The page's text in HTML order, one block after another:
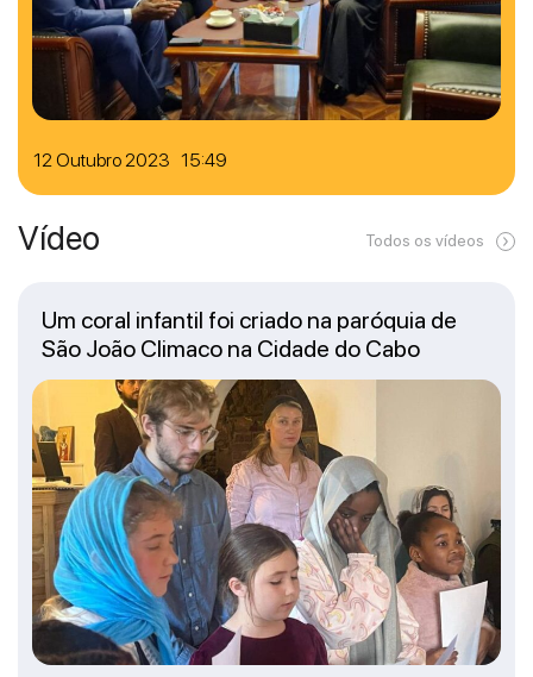
12 Outubro 2023 15:49
Vídeo Todos os vídeos
Um coral infantil foi criado na paróquia de
São João Climaco na Cidade do Cabo